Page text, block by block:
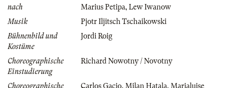
nach
Marius Petipa, Lew Iwanow
Musik
Pjotr Iljitsch Tschaikowski
Bühnenbild und
Kostüme
Jordi Roig
Choreographische
Einstudierung
Richard Nowotny / Novotny
Choreographische
Carlos Gacio, Milan Hatala, Marialuise